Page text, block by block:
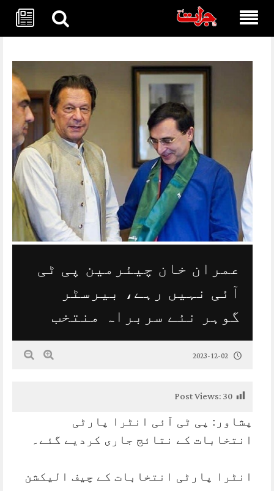
عمران خان چیئرمین پی ٹی
آئی نہیں رہے، بیرسٹر
گوہر نئے سربراہ منتخب
2023-12-02
Post Views:30
پشاور: پی ٹی آئی انٹرا پارٹی
انتخابات کے نتائج جاری کردیے گئے۔
انٹرا پارٹی انتخابات کے چیف الیکشن